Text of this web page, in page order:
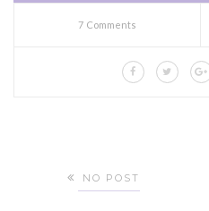
7 Comments
NO POST